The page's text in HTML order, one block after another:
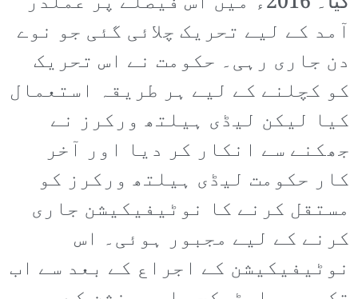
آمد کے لیے تحریک چلائی گئی جو نوے
دن جاری رہی۔ حکومت نے اس تحریک
کو کچلنے کے لیے ہر طریقہ استعمال
کیا لیکن لیڈی ہیلتھ ورکرز نے
جھکنے سے انکار کر دیا اور آخر
کار حکومت لیڈی ہیلتھ ورکرز کو
مستقل کرنے کا نوٹیفیکیشن جاری
کرنے کے لیے مجبور ہوئی۔ اس
نوٹیفیکیشن کے اجراع کے بعد سے اب